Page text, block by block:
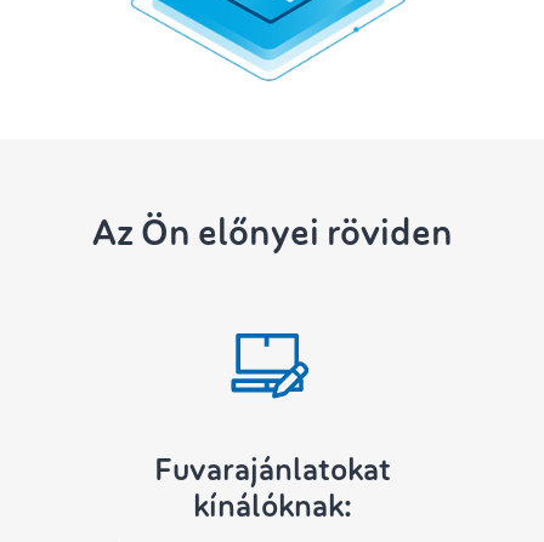
Az Ön előnyei röviden
Fuvarajánlatokat
kínálóknak: